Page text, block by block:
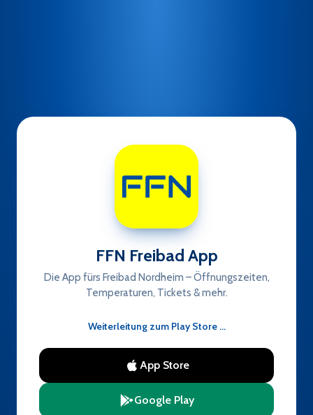
FFN Freibad App
Die App fürs Freibad Nordheim – Öffnungszeiten,
Temperaturen, Tickets & mehr.
Weiterleitung zum Play Store …
App Store
Google Play